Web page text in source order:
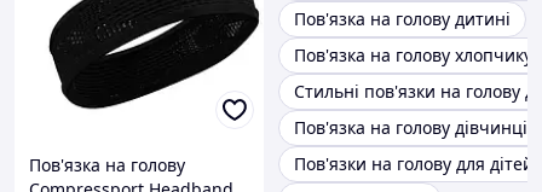
Пов'язка на голову
Пов'язка на голову дитині
Пов'язка на голову хлопчику
Стильні пов'язки на голову
Пов'язка на голову дівчинці
Пов'язки на голову для дітей